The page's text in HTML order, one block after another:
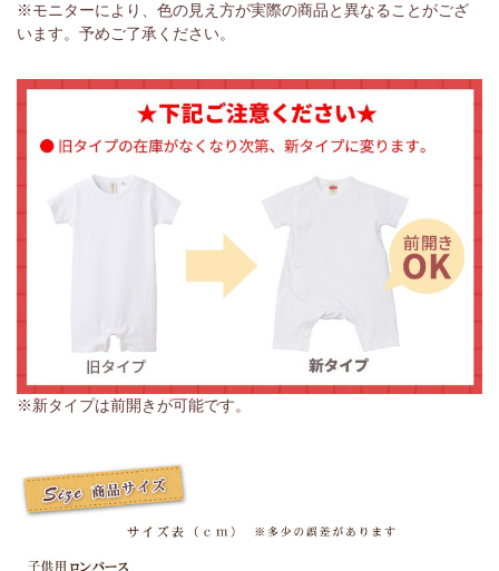
※モニターにより、色の見え方が実際の商品と異なることがござ
います。予めご了承ください。
※新タイプは前開きが可能です。